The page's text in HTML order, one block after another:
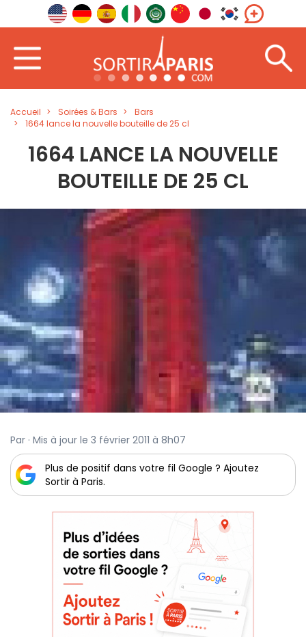
Accueil Soirées & Bars
Bars
1664 lance la nouvelle bouteille de 25 cl
1664 LANCE LA NOUVELLE
BOUTEILLE DE 25 CL
Par · Mis à jour le 3 février 2011 à 8h07
Plus de positif dans votre fil Google ? Ajoutez
Sortir à Paris.